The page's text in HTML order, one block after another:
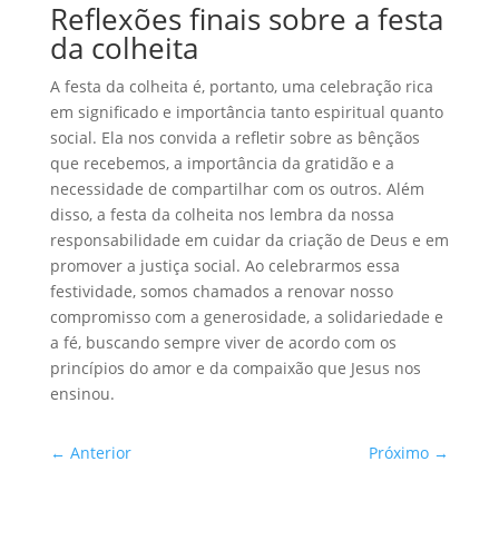
Reflexões finais sobre a festa
da colheita
A festa da colheita é, portanto, uma celebração rica
em significado e importância tanto espiritual quanto
social. Ela nos convida a refletir sobre as bênçãos
que recebemos, a importância da gratidão e a
necessidade de compartilhar com os outros. Além
disso, a festa da colheita nos lembra da nossa
responsabilidade em cuidar da criação de Deus e em
promover a justiça social. Ao celebrarmos essa
festividade, somos chamados a renovar nosso
compromisso com a generosidade, a solidariedade e
a fé, buscando sempre viver de acordo com os
princípios do amor e da compaixão que Jesus nos
ensinou.
← Anterior Próximo →